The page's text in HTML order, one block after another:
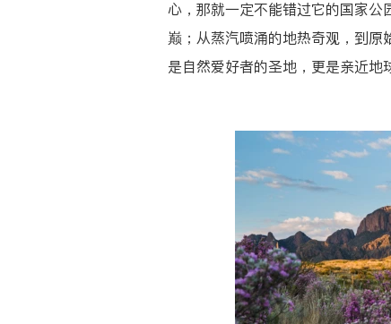
心，那就一定不能错过它的国家公
巅；从蒸汽喷涌的地热奇观，到原
是自然爱好者的圣地，更是亲近地